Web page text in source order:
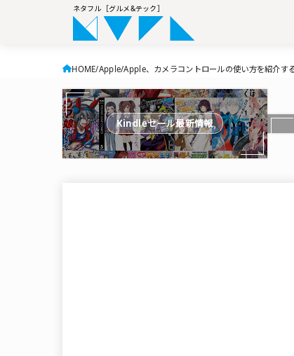
ネタフル［グルメ&テック］
HOME Apple Apple、カメラコントロールの使い方を紹介
Kindleセール最新情報